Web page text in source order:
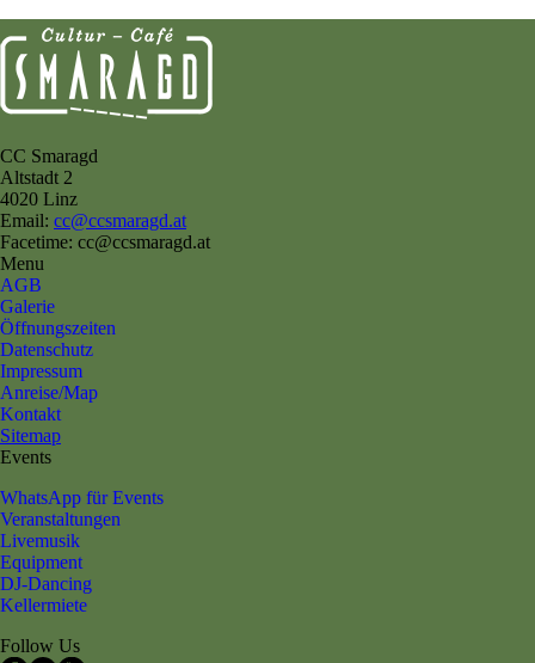
CC Smaragd
Altstadt 2
4020 Linz
Email: cc@ccsmaragd.at
Facetime: cc@ccsmaragd.at
Menu
AGB
Galerie
Öffnungszeiten
Datenschutz
Impressum
Anreise/Map
Kontakt
Sitemap
Events
WhatsApp für Events
Veranstaltungen
Livemusik
Equipment
DJ-Dancing
Kellermiete
Follow Us